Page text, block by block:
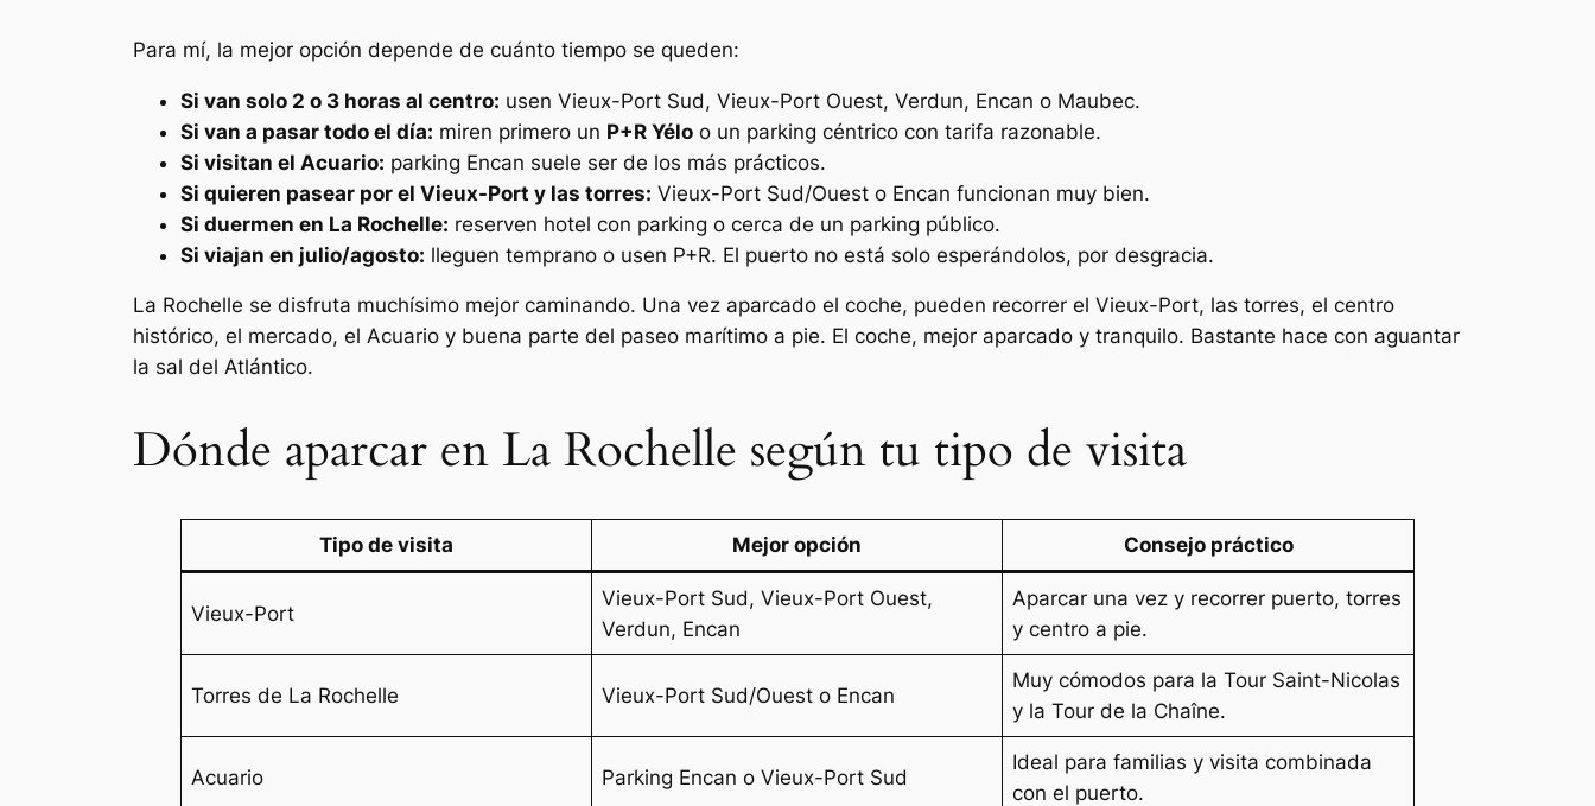
Para mí, la mejor opción depende de cuánto tiempo se queden:
Si van solo 2 o 3 horas al centro: usen Vieux-Port Sud, Vieux-Port Ouest, Verdun, Encan o Maubec.
Si van a pasar todo el día: miren primero un P+R Yélo o un parking céntrico con tarifa razonable.
Si visitan el Acuario: parking Encan suele ser de los más prácticos.
Si quieren pasear por el Vieux-Port y las torres: Vieux-Port Sud/Ouest o Encan funcionan muy bien.
Si duermen en La Rochelle: reserven hotel con parking o cerca de un parking público.
Si viajan en julio/agosto: lleguen temprano o usen P+R. El puerto no está solo esperándolos, por desgracia.
La Rochelle se disfruta muchísimo mejor caminando. Una vez aparcado el coche, pueden recorrer el Vieux-Port, las torres, el centro
histórico, el mercado, el Acuario y buena parte del paseo marítimo a pie. El coche, mejor aparcado y tranquilo. Bastante hace con aguantar
la sal del Atlántico.
Dónde aparcar en La Rochelle según tu tipo de visita
Tipo de visita Mejor opción Consejo práctico
Vieux-Port
Vieux-Port Sud, Vieux-Port Ouest,
Verdun, Encan
Aparcar una vez y recorrer puerto, torres
y centro a pie.
Torres de La Rochelle Vieux-Port Sud/Ouest o Encan
Muy cómodos para la Tour Saint-Nicolas
y la Tour de la Chaîne.
Acuario Parking Encan o Vieux-Port Sud
Ideal para familias y visita combinada
con el puerto.